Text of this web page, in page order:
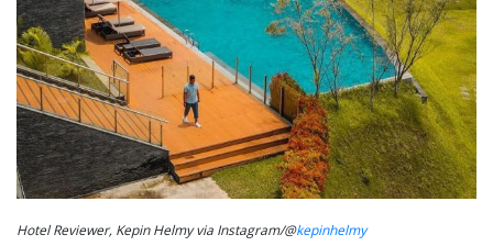
Hotel Reviewer, Kepin Helmy via Instagram/@kepinhelmy